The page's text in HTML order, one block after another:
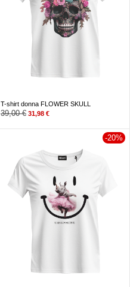
T-shirt donna FLOWER SKULL
39,00€ 31,98 €
-20%